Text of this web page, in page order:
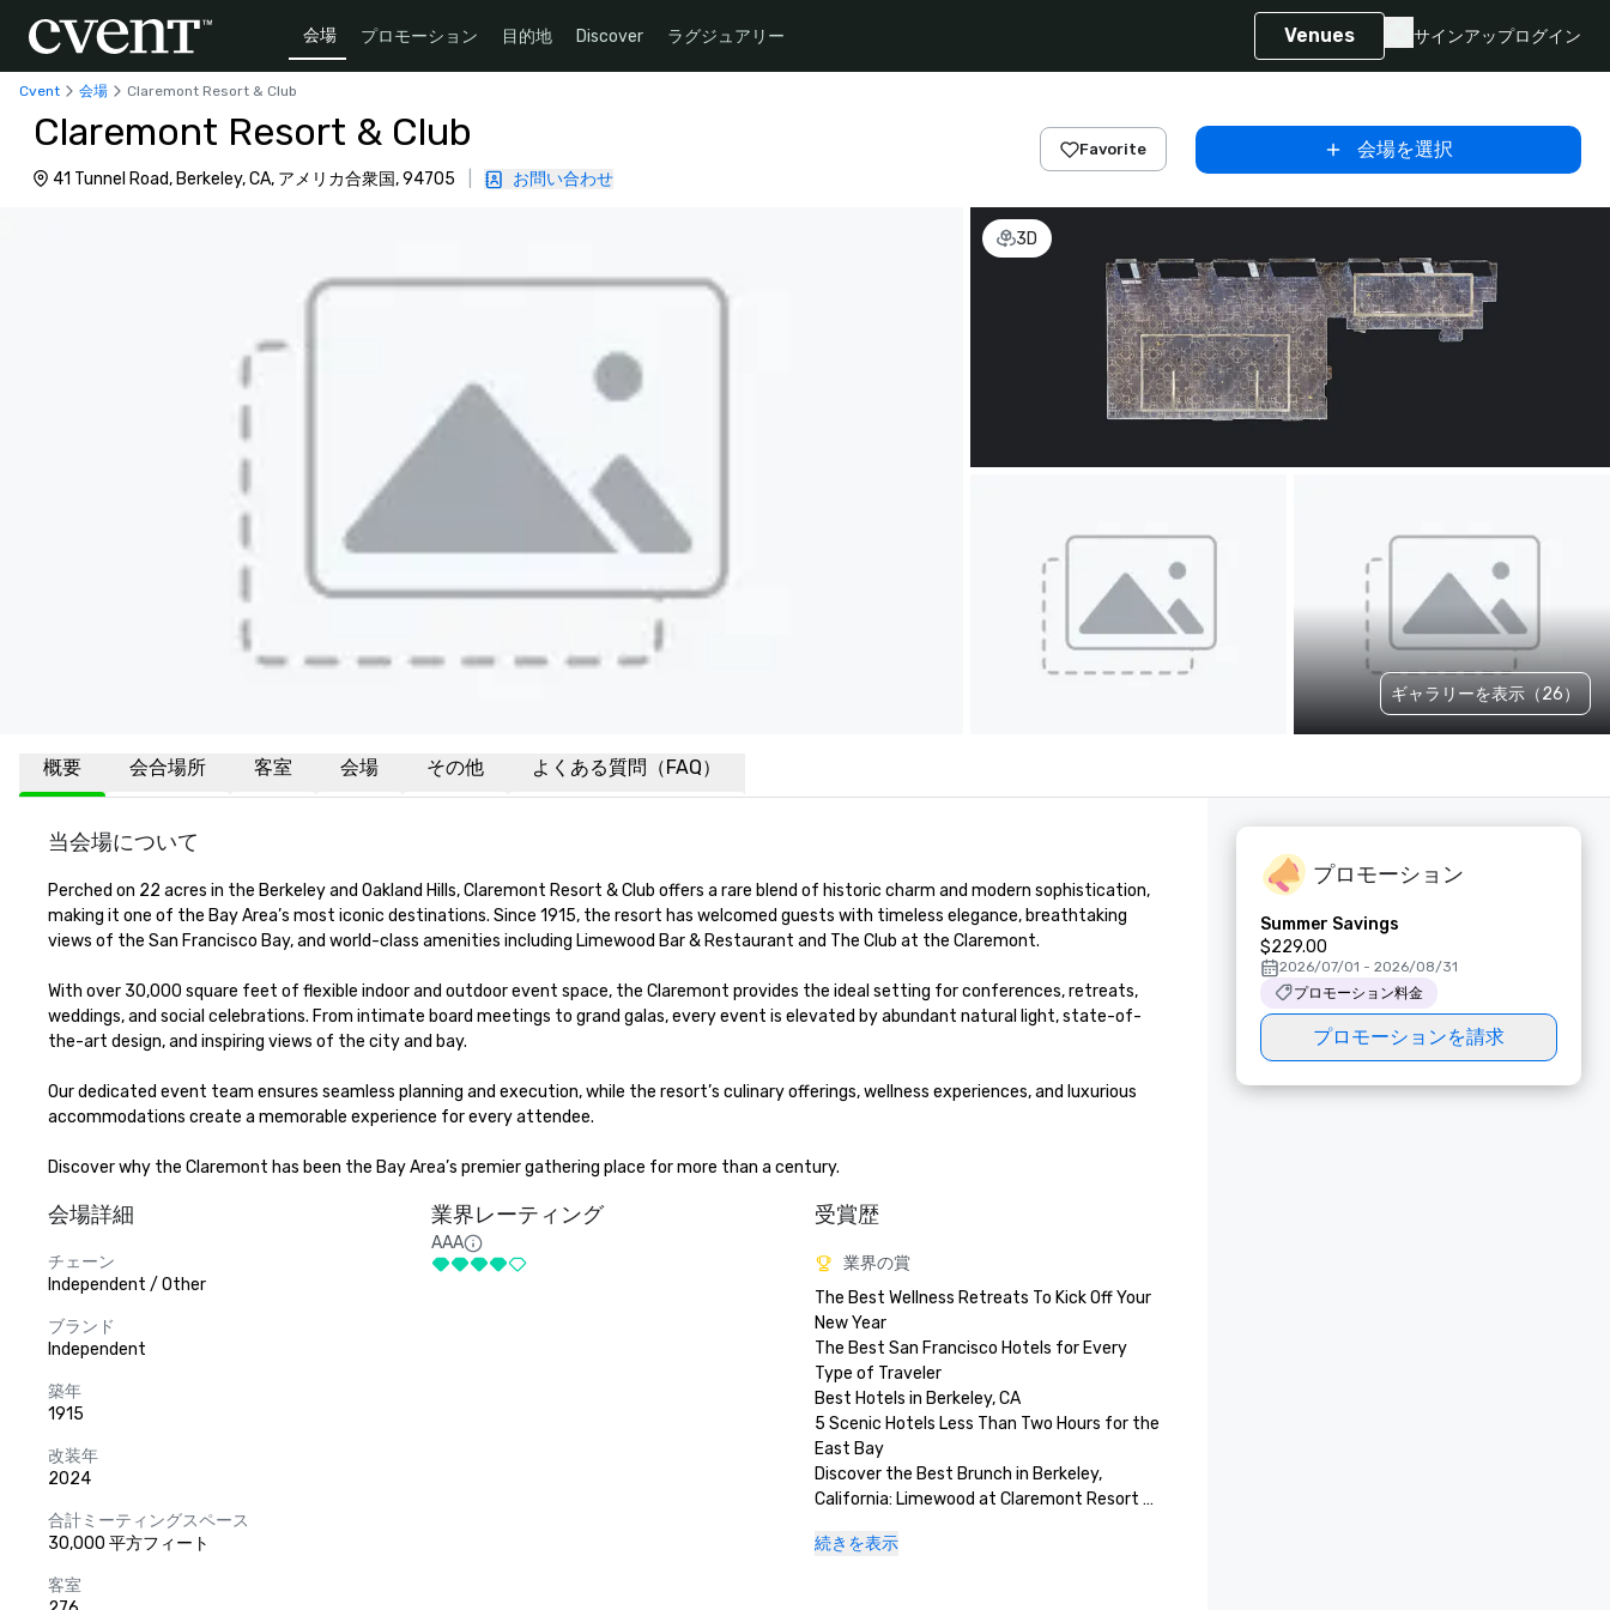
会場 プロモーション 目的地 Discover ラグジュアリー Venues サインアップログイン
Cvent 会場 Claremont Resort & Club
Claremont Resort & Club
41 Tunnel Road, Berkeley, CA, アメリカ合衆国, 94705 お問い合わせ
Favorite 会場を選択
3D
ギャラリーを表示（26）
概要 会合場所 客室 会場 その他 よくある質問（FAQ）
当会場について
Perched on 22 acres in the Berkeley and Oakland Hills, Claremont Resort & Club offers a rare blend of historic charm and modern sophistication,
making it one of the Bay Area’s most iconic destinations. Since 1915, the resort has welcomed guests with timeless elegance, breathtaking
views of the San Francisco Bay, and world-class amenities including Limewood Bar & Restaurant and The Club at the Claremont.
With over 30,000 square feet of flexible indoor and outdoor event space, the Claremont provides the ideal setting for conferences, retreats,
weddings, and social celebrations. From intimate board meetings to grand galas, every event is elevated by abundant natural light, state-of-
the-art design, and inspiring views of the city and bay.
Our dedicated event team ensures seamless planning and execution, while the resort’s culinary offerings, wellness experiences, and luxurious
accommodations create a memorable experience for every attendee.
Discover why the Claremont has been the Bay Area’s premier gathering place for more than a century.
会場詳細
チェーン
Independent / Other
ブランド
Independent
築年
1915
改装年
2024
合計ミーティングスペース
30,000 平方フィート
客室
業界レーティング
AAA
受賞歴
業界の賞
The Best Wellness Retreats To Kick Off Your
New Year
The Best San Francisco Hotels for Every
Type of Traveler
Best Hotels in Berkeley, CA
5 Scenic Hotels Less Than Two Hours for the
East Bay
Discover the Best Brunch in Berkeley,
California: Limewood at Claremont Resort
Best Pool Hotels in the USA
続きを表示
プロモーション
Summer Savings
$229.00
2026/07/01 - 2026/08/31
プロモーション料金
プロモーションを請求